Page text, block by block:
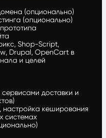
(опционально)
(опционально)
Shop-Script,
Drupal, OpenCart в
и целей
доставки и
настройка кеширования
системах